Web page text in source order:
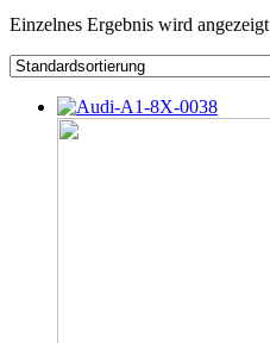
Einzelnes Ergebnis wird angezeigt